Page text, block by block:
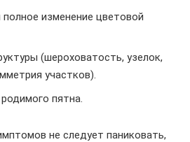
полное изменение цветовой
(шероховатость, узелок,
участков).
пятна.
не следует паниковать,